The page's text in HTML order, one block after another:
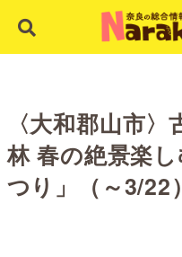
〈大和郡山市
林 春の絶景楽
つり」（～3/22）